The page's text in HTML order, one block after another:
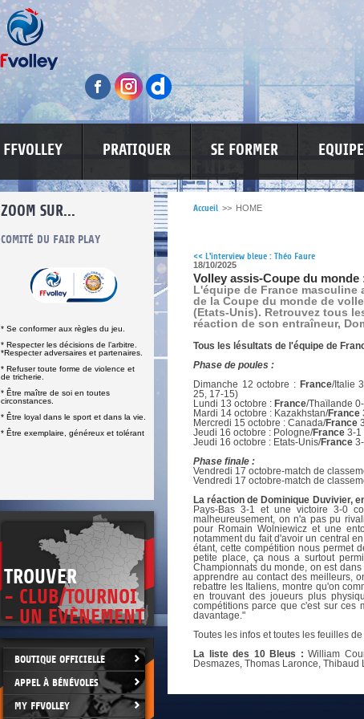
FFVOLLEY PRATIQUER SE FORMER
ZOOM SUR...
COMITÉ DU FAIR PLAY
* Se conformer aux règles du jeu.
* Respecter les décisions de l’arbitre.
*Respecter adversaires et partenaires.
* Refuser toute forme de violence et
de tricherie.
* Être maître de soi en toutes
circonstances.
* Être loyal dans le sport et dans la vie.
* Être exemplaire, généreux et tolérant
LUTTE CONTRE LES VIOLENCES
TROUVER
- CLUB/TOURNOI
- UN EVÈNEMENT
BOUTIQUE OFFICIELLE
APPEL À BÉNÉVOLES
MY FFVOLLEY
Accueil >> HOME
<< L'interview bleue : Théo Faure
18/10/2025
Volley assis-Coupe du monde
L'équipe de France masculine
de la Coupe du monde de
(Etats-Unis). Retrouvez tous
réaction de son entraîneur,
Tous les lésultats de l'équipe de
Phase de poules :
Dimanche 12 octobre : France/Italie
25, 17-15)
Lundi 13 octobre : France/Thaïlande
Mardi 14 octobre : Kazakhstan/France
Mercredi 15 octobre : Canada/France
Jeudi 16 octobre : Pologne/France 3-1
Jeudi 16 octobre : Etats-Unis/France
Phase finale :
Vendredi 17 octobre-match de
Vendredi 17 octobre-match de
La réaction de Dominique Duvivier,
Pays-Bas 3-1 et une victoire 3-0
malheureusement, on n'a pas pu
pour Romain Wolniewicz et une
notamment du fait d'avoir un central
étant, cette compétition nous permet
petite place, ça nous a surtout
Championnats du monde, on est
apprendre au contact des meilleurs,
rebattre les Italiens, montre qu'on
en trouvant des joueurs plus
compétitions parce que c'est sur ces
davantage."
Toutes les infos et toutes les feuilles de
La liste des 10 Bleus :William
Desmazes, Thomas Laronce,